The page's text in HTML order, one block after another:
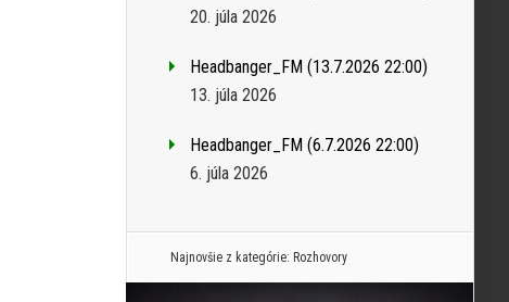
20. júla 2026
Headbanger_FM (13.7.2026 22:00)
13. júla 2026
Headbanger_FM (6.7.2026 22:00)
6. júla 2026
Najnovšie z kategórie: Rozhovory